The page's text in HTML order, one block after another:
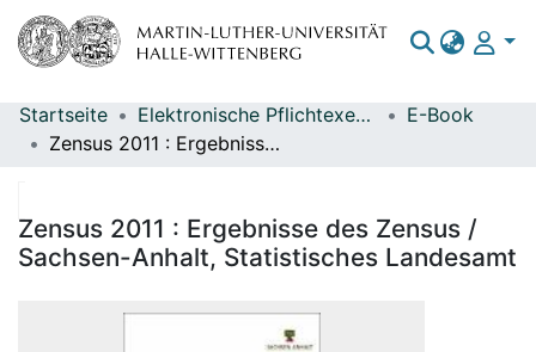
Bereiche & Sammlungen
Statistiken
Startseite Elektronische Pflichtexemplare
E-Book
Zensus 2011 : Ergebnisse des Zensus / Sachsen-Anhalt, Statistisches Landesamt
Zensus 2011 : Ergebnisse des Zensus /
Sachsen-Anhalt, Statistisches Landesamt